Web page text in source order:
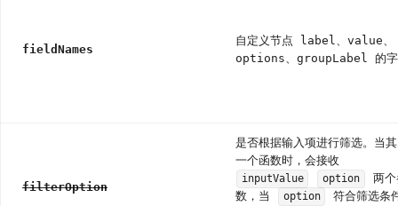
fieldNames
自定义节点 label、value、
options、groupLabel 的字
filterOption
是否根据输入项进行筛选。当
一个函数时，会接收
inputValue option
两个
数，当
option
符合筛选条